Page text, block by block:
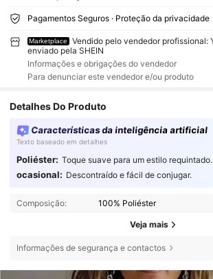
Pagamentos Seguros · Proteção da privacidade
Marketplace
Vendido pelo vendedor profissional:
enviado pela SHEIN
Informações e obrigações do vendedor
Para denunciar este vendedor e/ou produto
Detalhes Do Produto
Características da inteligência artificial
Texto baseado em detalhes
Poliéster: Toque suave para um estilo requintado.
ocasional: Descontraído e fácil de conjugar.
Composição: 100% Poliéster
Veja mais
Informações de segurança e contactos